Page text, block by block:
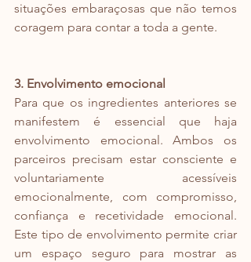
situações embaraçosas que não temos
coragem para contar a toda a gente.
3. Envolvimento emocional
Para que os ingredientes anteriores se
manifestem é essencial que haja
envolvimento emocional. Ambos os
parceiros precisam estar consciente e
voluntariamente acessíveis
emocionalmente, com compromisso,
confiança e recetividade emocional.
Este tipo de envolvimento permite criar
um espaço seguro para mostrar as